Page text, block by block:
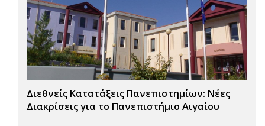
Διεθνείς Κατατάξεις Πανεπιστημίων: Νέες
Διακρίσεις για το Πανεπιστήμιο Αιγαίου